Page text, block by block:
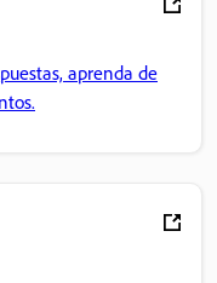
aprenda de